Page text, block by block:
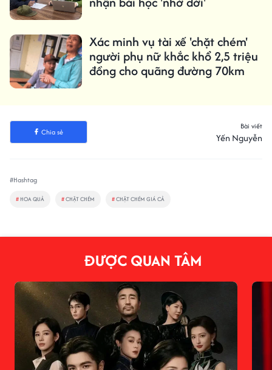
Xác minh vụ tài xế 'chặt chém'
người phụ nữ khắc khổ 2,5 triệu
đồng cho quãng đường 70km
Chia sẻ
Bài viết
Yến Nguyễn
#Hashtag
# HOA QUẢ #CHẶT CHÉM #CHẶT CHÉM GIÁ CẢ
ĐƯỢC QUAN TÂM